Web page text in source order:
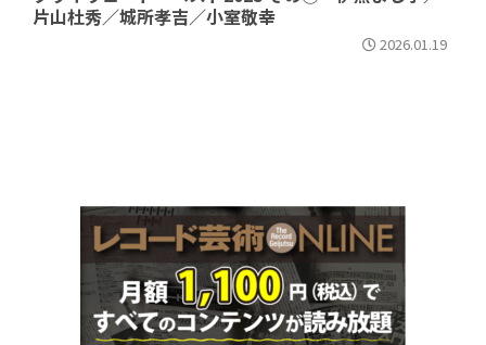
片山杜秀／城所孝吉／小室敬幸
2026.01.19